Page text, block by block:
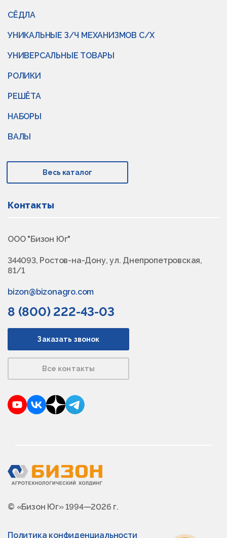
СЁДЛА
УНИКАЛЬНЫЕ З/Ч МЕХАНИЗМОВ С/Х
УНИВЕРСАЛЬНЫЕ ТОВАРЫ
РОЛИКИ
РЕШЁТА
НАБОРЫ
ВАЛЫ
Весь каталог
Контакты
ООО "Бизон Юг"
344093, Ростов-на-Дону, ул. Днепропетровская,
81/1
bizon@bizonagro.com
8 (800) 222-43-03
Заказать звонок
Все контакты
YouTubeVKontakte
DzenTelegram
© «Бизон Юг» 1994—2026 г.
Политика конфиденциальности